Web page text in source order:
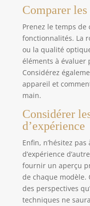
Comparer
Prenez le temps
fonctionnalités. La
ou la qualité
éléments à
Considérez
appareil et
main.
Considérer
d’expérience
Enfin, n’hésitez
d’expérience
fournir un aperçu
de chaque modèle.
des perspectives
techniques ne